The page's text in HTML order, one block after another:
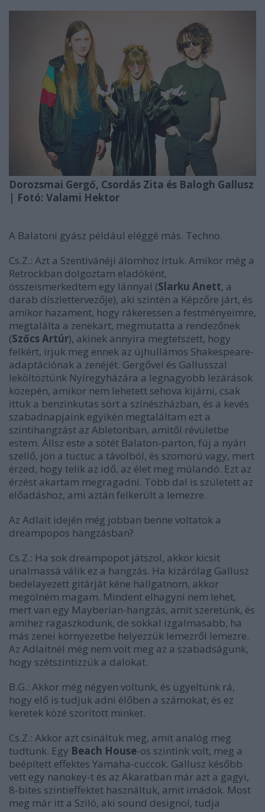
Dorozsmai Gergő, Csordás Zita és Balogh Gallusz
| Fotó: Valami Hektor
A Balatoni gyász például eléggé más. Techno.
Cs.Z.: Azt a Szentivánéji álomhoz írtuk. Amikor még a
Retrockban dolgoztam eladóként,
összeismerkedtem egy lánnyal (Slarku Anett, a
darab díszlettervezője), aki szintén a Képzőre járt, és
amikor hazament, hogy rákeressen a festményeimre,
megtalálta a zenekart, megmutatta a rendezőnek
(Szőcs Artúr), akinek annyira megtetszett, hogy
felkért, írjuk meg ennek az újhullámos Shakespeare-
adaptációnak a zenéjét. Gergővel és Gallusszal
leköltöztünk Nyíregyházára a legnagyobb lezárások
közepén, amikor nem lehetett sehova kijárni, csak
ittuk a benzinkutas sört a színészházban, és a kevés
szabadnapjaink egyikén megtaláltam ezt a
szintihangzást az Abletonban, amitől révületbe
estem. Állsz este a sötét Balaton-parton, fúj a nyári
szellő, jön a tuctuc a távolból, és szomorú vagy, mert
érzed, hogy telik az idő, az élet meg múlandó. Ezt az
érzést akartam megragadni. Több dal is született az
előadáshoz, ami aztán felkerült a lemezre.
Az Adlait idején még jobban benne voltatok a
dreampopos hangzásban?
Cs.Z.: Ha sok dreampopot játszol, akkor kicsit
unalmassá válik ez a hangzás. Ha kizárólag Gallusz
bedelayezett gitárját kéne hallgatnom, akkor
megölném magam. Mindent elhagyni nem lehet,
mert van egy Mayberian-hangzás, amit szeretünk, és
amihez ragaszkodunk, de sokkal izgalmasabb, ha
más zenei környezetbe helyezzük lemezről lemezre.
Az Adlaitnél még nem volt meg az a szabadságunk,
hogy szétszintizzük a dalokat.
B.G.: Akkor még négyen voltunk, és ügyeltünk rá,
hogy elő is tudjuk adni élőben a számokat, és ez
keretek közé szorított minket.
Cs.Z.: Akkor azt csináltuk meg, amit analóg meg
tudtunk. Egy Beach House-os szintink volt, meg a
beépített effektes Yamaha-cuccok. Gallusz később
vett egy nanokey-t és az Akaratban már azt a gagyi,
8-bites szintieffektet használtuk, amit imádok. Most
meg már itt a Sziló, aki sound designol, tudja